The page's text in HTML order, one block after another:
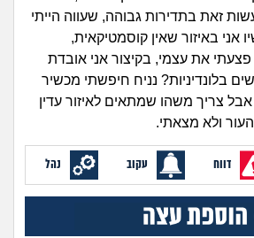
היריון ולידה
הורות ומשפחה
מהבקו"ם... ועד מתי?!
לימודים וסטודנטים
הרשמה | התחברות
זאת בתדירות גבוהה, שעווה הייתי
אני באיזור שאין קוסמטיקאית,
את עצמי, בקיצור אני אובדת
בלונדיניות? נניח חיפשתי מכשיר
צריך משהו שמתאים לאיזור עדין
ולא מצאתי.
דווח עקוב נהל